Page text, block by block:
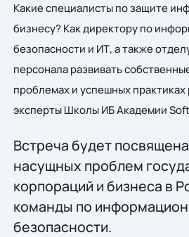
Какие специалисты по защите
бизнесу? Как директору по
безопасности и ИТ, а также
персонала развивать
проблемах и успешных практиках
эксперты Школы ИБ Академии
Встреча будет
насущных проблем
корпораций и бизнеса в
команды по
безопасности.